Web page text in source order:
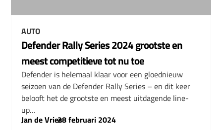
AUTO
Defender Rally Series 2024 grootste en
meest competitieve tot nu toe
Defender is helemaal klaar voor een gloednieuw
seizoen van de Defender Rally Series – en dit keer
belooft het de grootste en meest uitdagende line-
up…
Jan de Vries
–
28 februari 2024